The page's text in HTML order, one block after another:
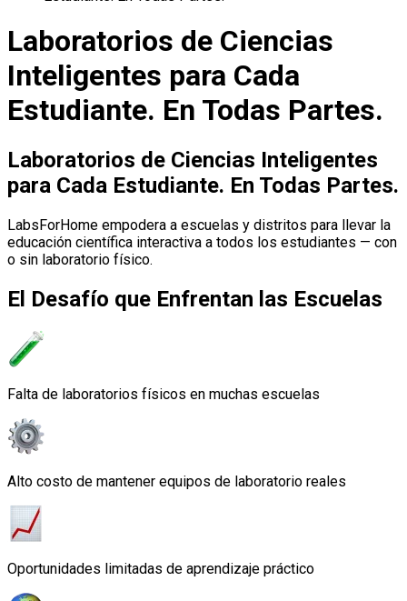
Laboratorios de Ciencias
Inteligentes para Cada
Estudiante. En Todas Partes.
Laboratorios de Ciencias Inteligentes
para Cada Estudiante. En Todas Partes.
LabsForHome empodera a escuelas y distritos para llevar la
educación científica interactiva a todos los estudiantes — con
o sin laboratorio físico.
El Desafío que Enfrentan las Escuelas
Falta de laboratorios físicos en muchas escuelas
Alto costo de mantener equipos de laboratorio reales
Oportunidades limitadas de aprendizaje práctico